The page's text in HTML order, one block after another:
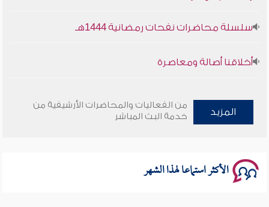
سلسلة محاضرات نفحات رمضانية 1444هـ
المزيد
من الفعاليات والمحاضرات الأرشيفية من
خدمة البث المباشر
الأكثر استماعا لهذا الشهر